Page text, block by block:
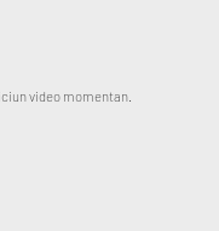
video momentan.